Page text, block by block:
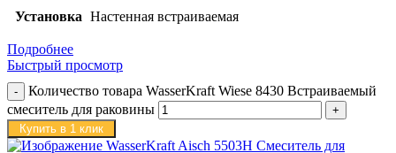
Установка Настенная встраиваемая
Подробнее
Быстрый просмотр
Количество товара WasserKraft Wiese 8430 Встраиваемый
смеситель для раковины
Купить в 1 клик